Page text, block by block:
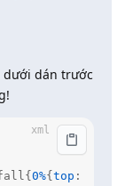
dưới dán trước
fall{0%{ top :-